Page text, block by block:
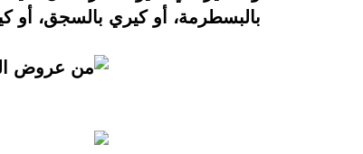
بالبسطرمة، أو كيري بالسجق، أو